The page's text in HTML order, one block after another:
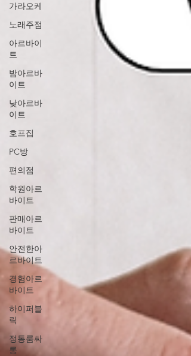
가라오케
노래주점
아르바이
트
밤아르바
이트
낮아르바
이트
호프집
PC방
편의점
학원아르
바이트
판매아르
바이트
안전한아
르바이트
경험아르
바이트
하이퍼블
릭
정통룸싸
롱